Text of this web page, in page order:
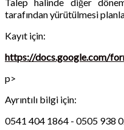
tarafından yürütülmesi
Kayıt için:
https://docs.google.com/
p>
Ayrıntılı bilgi için:
0541 404 1864 - 0505 938